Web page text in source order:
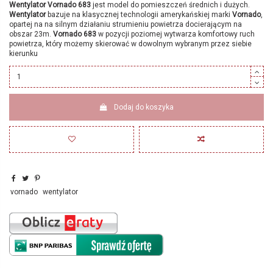
Wentylator Vornado 683 jest model do pomieszczeń średnich i dużych.
Wentylatorbazuje na klasycznej technologii amerykańskiej marki Vornado,
opartej na na silnym działaniu strumieniu powietrza docierającym na
obszar 23m. Vornado 683 w pozycji poziomej wytwarza komfortowy ruch
powietrza, który możemy skierować w dowolnym wybranym przez siebie
kierunku
Dodaj do koszyka
vornado wentylator